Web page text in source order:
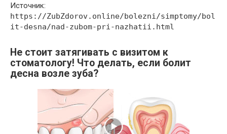
Источник:
https://ZubZdorov.online/bolezni/simptomy/bol
it-desna/nad-zubom-pri-nazhatii.html
Не стоит затягивать с визитом к
стоматологу! Что делать, если болит
десна возле зуба?